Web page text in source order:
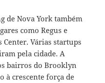
de Nova York também
como Regus e
Várias startups
pela cidade. A
bairros do Brooklyn
à crescente força de